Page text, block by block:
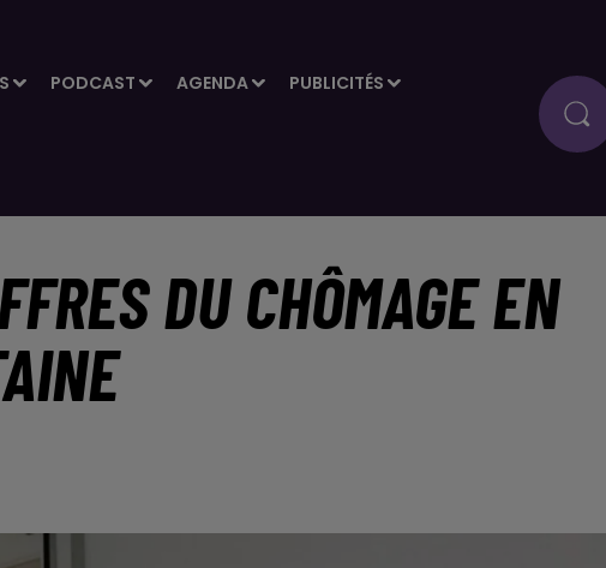
PODCAST AGENDA PUBLICITÉS
DU CHÔMAGE EN